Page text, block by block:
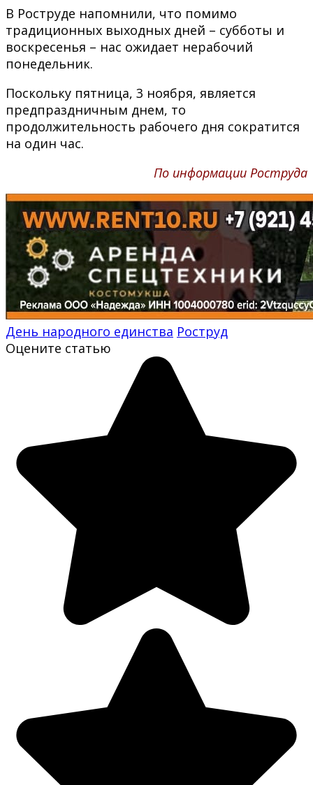
В Роструде напомнили, что помимо
традиционных выходных дней – субботы и
воскресенья – нас ожидает нерабочий
понедельник.
Поскольку пятница, 3 ноября, является
предпраздничным днем, то
продолжительность рабочего дня сократится
на один час.
По информации Роструда
День народного единства Роструд
Оцените статью